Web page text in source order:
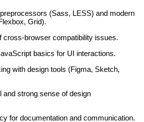
(Sass, LESS) and modern
Grid).
cross-browser compatibility issues.
basics for UI interactions.
with design tools (Figma, Sketch,
and strong sense of design
for documentation and communication.